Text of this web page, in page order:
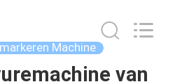
Machine
van